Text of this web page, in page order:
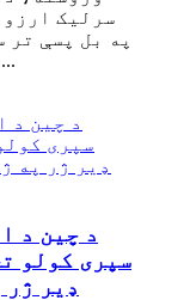
سرلیک
تخنیکرانو برخه اخیستې ...
د چین د
سپری کولو
ډیر ژر